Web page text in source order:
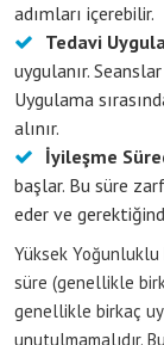
adımları içerebilir.
Tedavi
uygulanır.
Uygulama
alınır.
İyileşme
başlar. Bu süre
eder ve
Yüksek
süre (genellikle
genellikle birkaç
unutulmamalıdır.